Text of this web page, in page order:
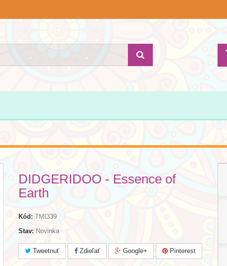
DIDGERIDOO - Essence of
Earth
Kód: TMI339
Stav: Novinka
Tweetnuť Zdieľať Google+ Pinterest